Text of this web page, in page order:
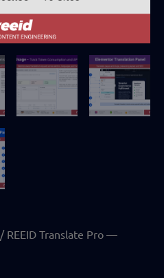
/ REEID Translate Pro —